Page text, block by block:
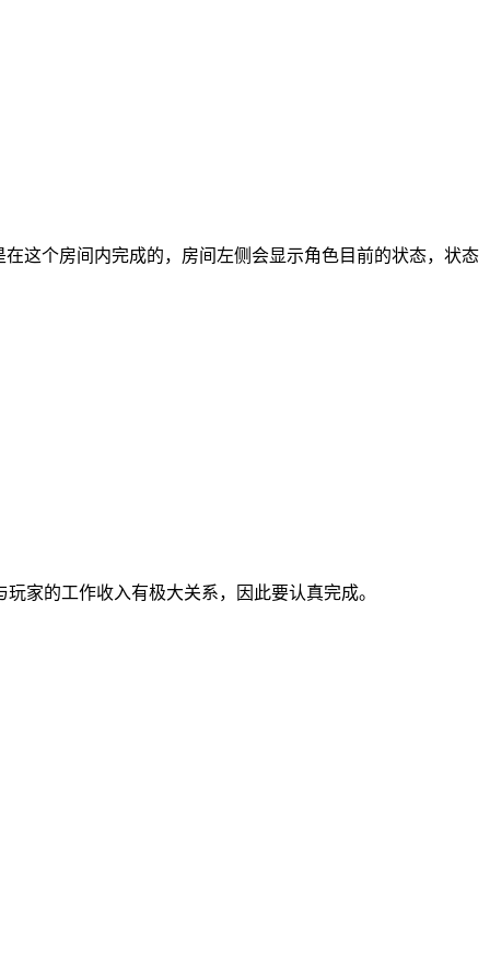
这个房间内完成的，房间左侧会显示角色目前的状态，状态
家的工作收入有极大关系，因此要认真完成。